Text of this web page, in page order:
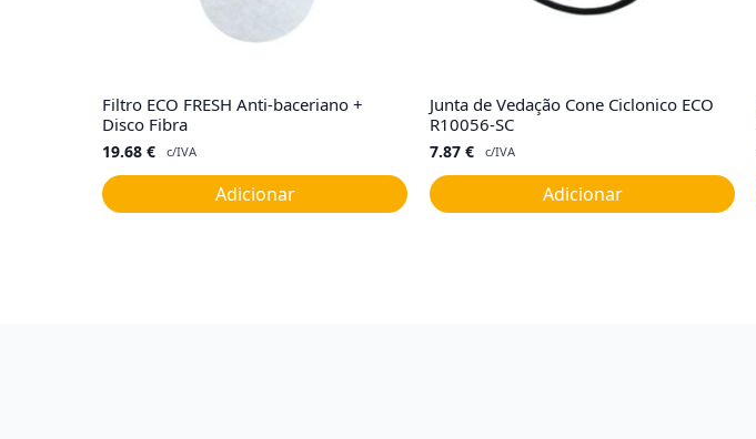
Filtro ECO FRESH Anti-baceriano +
Disco Fibra
19.68 € c/IVA
Adicionar
Junta de Vedação Cone Ciclonico ECO
R10056-SC
7.87 € c/IVA
Adicionar